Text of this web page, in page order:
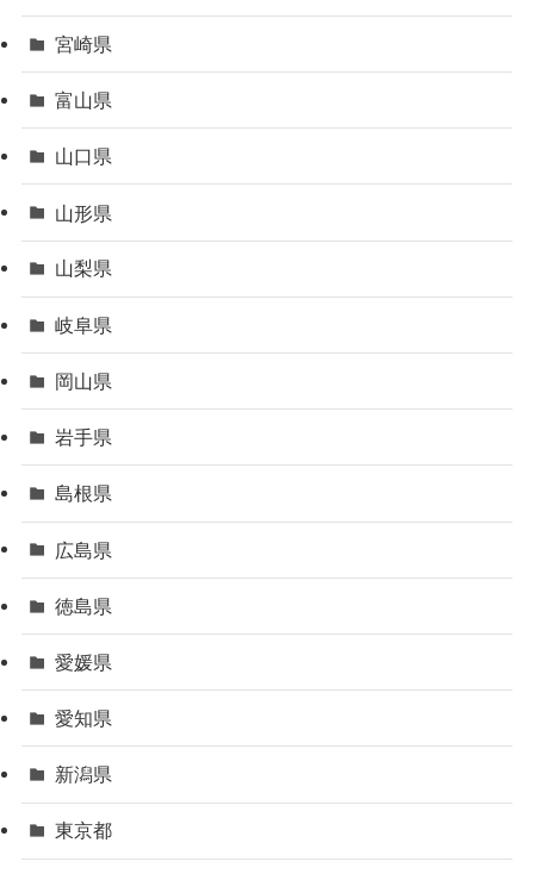
宮崎県
富山県
山口県
山形県
山梨県
岐阜県
岡山県
岩手県
島根県
広島県
徳島県
愛媛県
愛知県
新潟県
東京都